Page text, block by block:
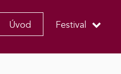
Úvod Festival